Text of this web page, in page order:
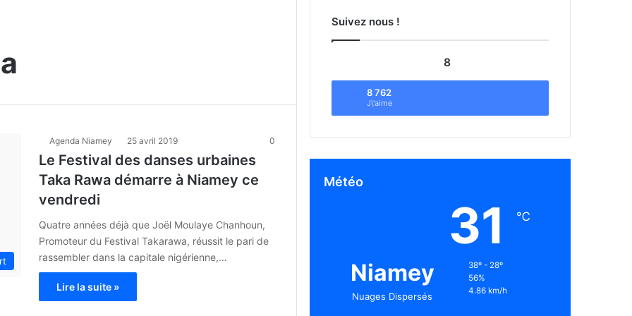
Agenda Niamey 25 avril 2019 0
Le Festival des danses urbaines
Taka Rawa démarre à Niamey ce
vendredi
Quatre années déjà que Joël Moulaye Chanhoun,
Promoteur du Festival Takarawa, réussit le pari de
rassembler dans la capitale nigérienne,…
Lire la suite »
Suivez nous !
8
8 762
J\'aime
Météo
Niamey
Nuages Dispersés
31 ℃
38º - 28º
56%
4.86 km/h